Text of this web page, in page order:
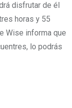
disfrutar de él
horas y 55
Wise informa que
lo podrás